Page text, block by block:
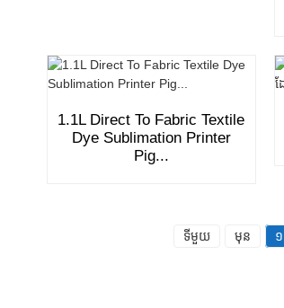
1.1L Direct To Fabric Textile
Dye Sublimation Printer
Pig...
ទីមួយ មុន ១